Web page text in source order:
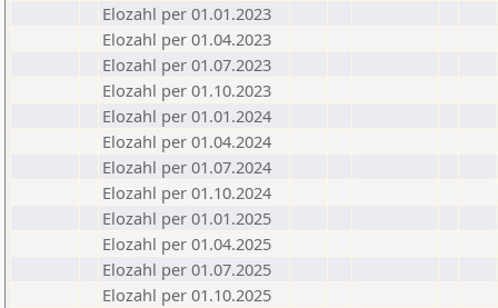
Elozahl per 01.01.2023
Elozahl per 01.04.2023
Elozahl per 01.07.2023
Elozahl per 01.10.2023
Elozahl per 01.01.2024
Elozahl per 01.04.2024
Elozahl per 01.07.2024
Elozahl per 01.10.2024
Elozahl per 01.01.2025
Elozahl per 01.04.2025
Elozahl per 01.07.2025
Elozahl per 01.10.2025